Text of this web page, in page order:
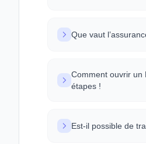
Que vaut
Comment ouvrir un
étapes !
Est-il possible de